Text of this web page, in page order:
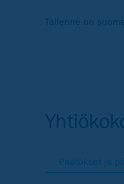
Tallenne on
Päätökset ja